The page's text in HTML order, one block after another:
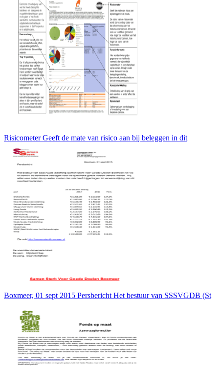
Risicometer Geeft de mate van risico aan bij beleggen in dit
Boxmeer, 01 sept 2015 Persbericht Het bestuur van SSSVGDB (St